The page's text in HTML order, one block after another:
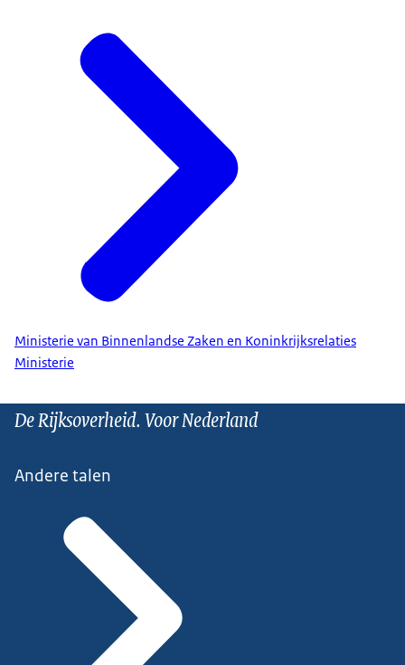
Ministerie van Binnenlandse Zaken en Koninkrijksrelaties
Ministerie
De Rijksoverheid. Voor Nederland
Andere talen